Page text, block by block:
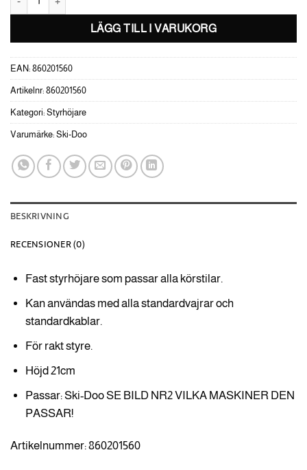
LÄGG TILL I VARUKORG
EAN: 860201560
Artikelnr: 860201560
Kategori: Styrhöjare
Varumärke: Ski-Doo
BESKRIVNING
RECENSIONER (0)
Fast styrhöjare som passar alla körstilar.
Kan användas med alla standardvajrar och
standardkablar.
För rakt styre.
Höjd 21cm
Passar: Ski-Doo SE BILD NR2 VILKA MASKINER DEN
PASSAR!
Artikelnummer: 860201560